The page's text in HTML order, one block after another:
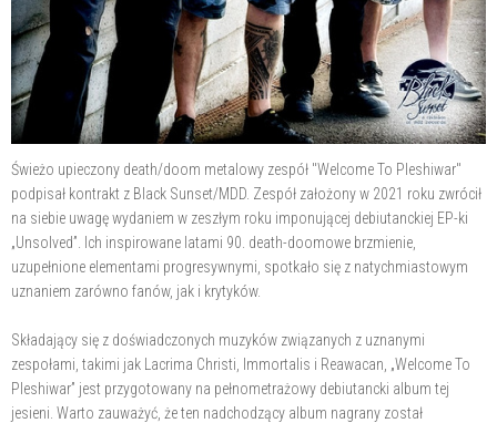
Świeżo upieczony death/doom metalowy zespół "Welcome To Pleshiwar"
podpisał kontrakt z Black Sunset/MDD. Zespół założony w 2021 roku zwrócił
na siebie uwagę wydaniem w zeszłym roku imponującej debiutanckiej EP-ki
„Unsolved”. Ich inspirowane latami 90. death-doomowe brzmienie,
uzupełnione elementami progresywnymi, spotkało się z natychmiastowym
uznaniem zarówno fanów, jak i krytyków.
Składający się z doświadczonych muzyków związanych z uznanymi
zespołami, takimi jak Lacrima Christi, Immortalis i Reawacan, „Welcome To
Pleshiwar” jest przygotowany na pełnometrażowy debiutancki album tej
jesieni. Warto zauważyć, że ten nadchodzący album nagrany został